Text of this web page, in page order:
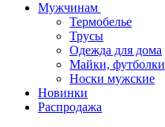
Мужчинам
Термобелье
Трусы
Одежда для дома
Майки, футболки
Носки мужские
Новинки
Распродажа